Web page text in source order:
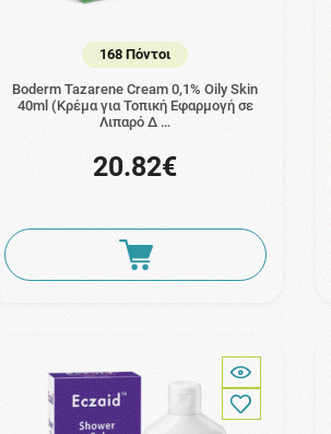
168 Πόντοι
Boderm Tazarene Cream 0,1% Oily Skin
40ml (Κρέμα για Τοπική Εφαρμογή σε
Λιπαρό Δ …
20.82€